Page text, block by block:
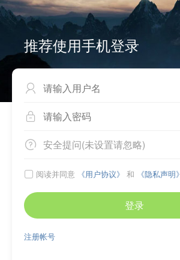
推荐使用手机登录


 安全提问(未设置请忽略)
 阅读并同意 《用户协议》 和 《隐私声明》
登录
注册帐号